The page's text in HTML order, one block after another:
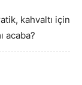
kahvaltı için
acaba?